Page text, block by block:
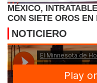
MÉXICO,
CON SIETE OROS
CARIBE
NOTICIERO